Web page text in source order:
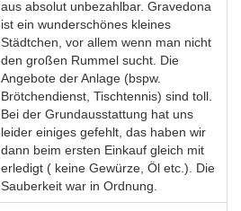
aus absolut unbezahlbar. Gravedona
ist ein wunderschönes kleines
Städtchen, vor allem wenn man nicht
den großen Rummel sucht. Die
Angebote der Anlage (bspw.
Brötchendienst, Tischtennis) sind toll.
Bei der Grundausstattung hat uns
leider einiges gefehlt, das haben wir
dann beim ersten Einkauf gleich mit
erledigt ( keine Gewürze, Öl etc.). Die
Sauberkeit war in Ordnung.